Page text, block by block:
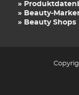
»
» Beauty-
» Beauty Shops